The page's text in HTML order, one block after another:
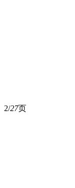
2/27页